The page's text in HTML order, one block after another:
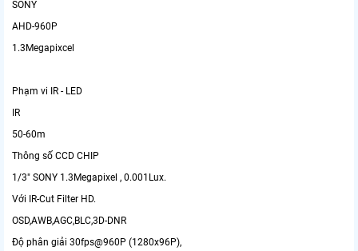
SONY
AHD-960P
1.3Megapixcel
Phạm vi IR - LED
IR
50-60m
Thông số CCD CHIP
1/3" SONY 1.3Megapixel , 0.001Lux.
Với IR-Cut Filter HD.
OSD,AWB,AGC,BLC,3D-DNR
Độ phân giải 30fps@960P (1280x96P),